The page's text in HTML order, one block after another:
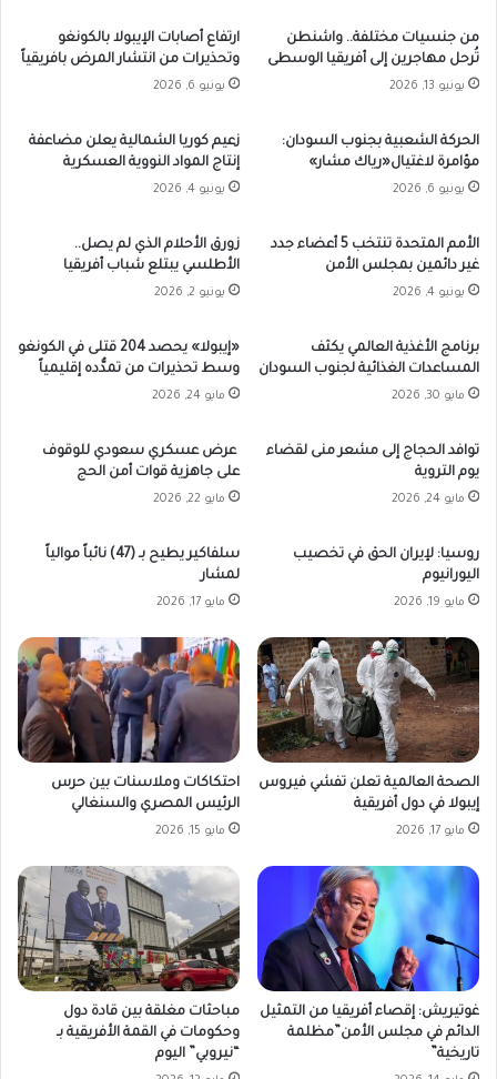
من جنسيات مختلفة.. واشنطن
تُرحل مهاجرين إلى أفريقيا الوسطى
يونيو 13, 2026
ارتفاع أصابات الإيبولا بالكونغو
وتحذيرات من انتشار المرض بافريقياً
يونيو 6, 2026
الحركة الشعبية بجنوب السودان:
مؤامرة لاغتيال«رياك مشار»
يونيو 6, 2026
زعيم كوريا الشمالية يعلن مضاعفة
إنتاج المواد النووية العسكرية
يونيو 4, 2026
الأمم المتحدة تنتخب 5 أعضاء جدد
غير دائمين بمجلس الأمن
يونيو 4, 2026
زورق الأحلام الذي لم يصل..
الأطلسي يبتلع شباب أفريقيا
يونيو 2, 2026
برنامج الأغذية العالمي يكثف
المساعدات الغذائية لجنوب السودان
مايو 30, 2026
«إيبولا» يحصد 204 قتلى في الكونغو
وسط تحذيرات من تمدُّده إقليمياً
مايو 24, 2026
توافد الحجاج إلى مشعر منى لقضاء
يوم التروية
مايو 24, 2026
عرض عسكري سعودي للوقوف
على جاهزية قوات أمن الحج
مايو 22, 2026
روسيا: لإيران الحق في تخصيب
اليورانيوم
مايو 19, 2026
سلفاكير يطيح بـ (47) نائباً موالياً
لمشار
مايو 17, 2026
الصحة العالمية تعلن تفشي فيروس
إيبولا في دول أفريقية
مايو 17, 2026
احتكاكات وملاسنات بين حرس
الرئيس المصري والسنغالي
مايو 15, 2026
غوتيريش: إقصاء أفريقيا من التمثيل
الدائم في مجلس الأمن”مظلمة
تاريخية”
مباحثات مغلقة بين قادة دول
وحكومات في القمة الأفريقية بـ
“نيروبي” اليوم